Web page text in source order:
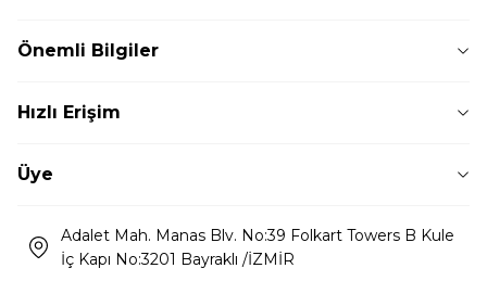
Önemli Bilgiler
Hızlı Erişim
Üye
Adalet Mah. Manas Blv. No:39 Folkart Towers B Kule
İç Kapı No:3201 Bayraklı /İZMİR